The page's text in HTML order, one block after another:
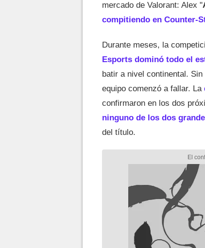
mercado de Valorant: Alex "
compitiendo en Counter-
Durante meses, la
Esports dominó todo el
batir a nivel continental.
equipo comenzó a fallar. La
confirmaron en los dos
ninguno de los dos
del título.